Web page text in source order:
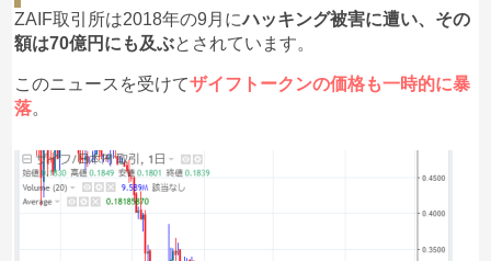
ZAIF取引所は2018年の9月にハッキング被害に遭い、その
額は70億円にも及ぶとされています。
このニュースを受けてザイフトークンの価格も一時的に暴
落。